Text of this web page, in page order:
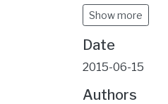
Show more
Date
2015-06-15
Authors